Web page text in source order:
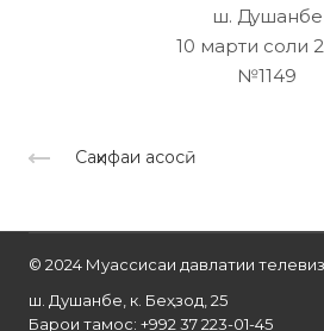
ш. Душанбе
10 марти соли
№1149
Саҳифаи асосӣ
© 2024 Муассисаи давлатии
ш. Душанбе, к. Беҳзод, 25
Барои тамос: +992 37 223-01-45